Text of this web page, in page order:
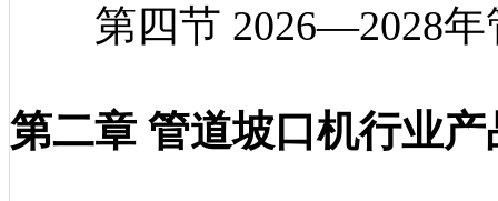
第四节 2026—2028年
第二章 管道坡口机行业